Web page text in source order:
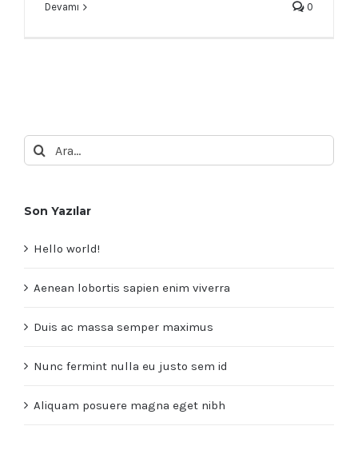
Devamı 0
Ara:
Son Yazılar
Hello world!
Aenean lobortis sapien enim viverra
Duis ac massa semper maximus
Nunc fermint nulla eu justo sem id
Aliquam posuere magna eget nibh